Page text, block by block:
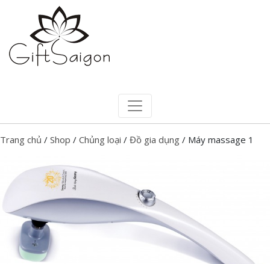
Trang chủ / Shop / Chủng loại / Đồ gia dụng / Máy massage 1